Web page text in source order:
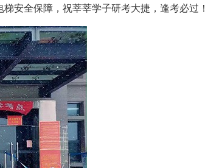
安全保障，祝莘莘学子研考大捷，逢考必过！